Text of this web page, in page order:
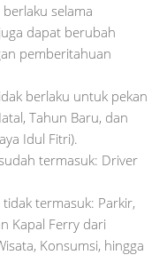
selama
dapat berubah
pemberitahuan
berlaku untuk pekan
Tahun Baru, dan
Idul Fitri).
termasuk: Driver
termasuk: Parkir,
Kapal Ferry dari
Konsumsi, hingga